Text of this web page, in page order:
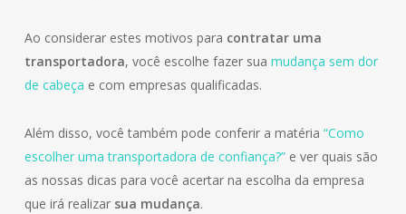
Ao considerar estes motivos para contratar uma
transportadora, você escolhe fazer sua mudança sem dor
de cabeça e com empresas qualificadas.
Além disso, você também pode conferir a matéria “Como
escolher uma transportadora de confiança?”e ver quais são
as nossas dicas para você acertar na escolha da empresa
que irá realizar sua mudança.